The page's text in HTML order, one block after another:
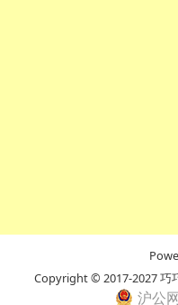
Copyright © 2017-2027 巧
沪公